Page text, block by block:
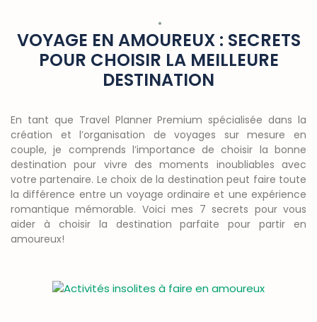
VOYAGE EN AMOUREUX : SECRETS
POUR CHOISIR LA MEILLEURE
DESTINATION
En tant que Travel Planner Premium spécialisée dans la
création et l’organisation de voyages sur mesure en
couple, je comprends l’importance de choisir la bonne
destination pour vivre des moments inoubliables avec
votre partenaire. Le choix de la destination peut faire toute
la différence entre un voyage ordinaire et une expérience
romantique mémorable. Voici mes 7 secrets pour vous
aider à choisir la destination parfaite pour partir en
amoureux!